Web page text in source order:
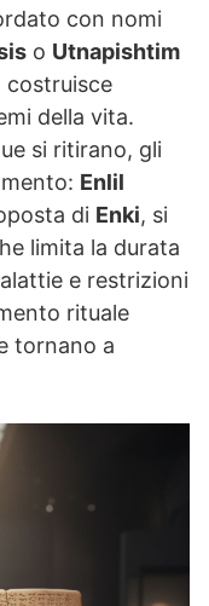
con nomi
o Utnapishtim
costruisce
della vita.
si ritirano, gli
Enlil
di Enki, si
limita la durata
e restrizioni
rituale
tornano a